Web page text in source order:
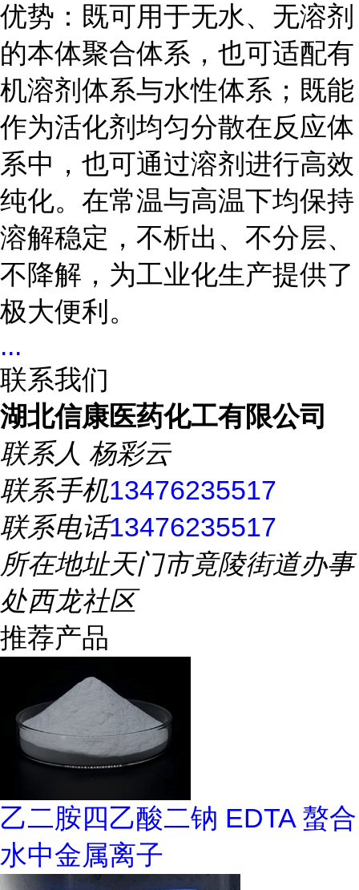
优势：既可用于无水、无溶剂
的本体聚合体系，也可适配有
机溶剂体系与水性体系；既能
作为活化剂均匀分散在反应体
系中，也可通过溶剂进行高效
纯化。在常温与高温下均保持
溶解稳定，不析出、不分层、
不降解，为工业化生产提供了
极大便利。
...
联系我们
湖北信康医药化工有限公司
联系人 杨彩云
联系手机13476235517
联系电话13476235517
所在地址天门市竟陵街道办事
处西龙社区
推荐产品
乙二胺四乙酸二钠 EDTA 螯合
水中金属离子